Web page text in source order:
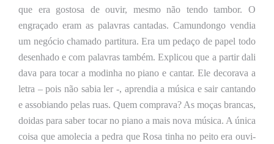
que era gostosa de ouvir, mesmo não tendo tambor. O
engraçado eram as palavras cantadas. Camundongo vendia
um negócio chamado partitura. Era um pedaço de papel todo
desenhado e com palavras também. Explicou que a partir dali
dava para tocar a modinha no piano e cantar. Ele decorava a
letra – pois não sabia ler -, aprendia a música e sair cantando
e assobiando pelas ruas. Quem comprava? As moças brancas,
doidas para saber tocar no pianoa mais nova música. A única
coisa que amolecia a pedra que Rosa tinha no peito era ouvi-